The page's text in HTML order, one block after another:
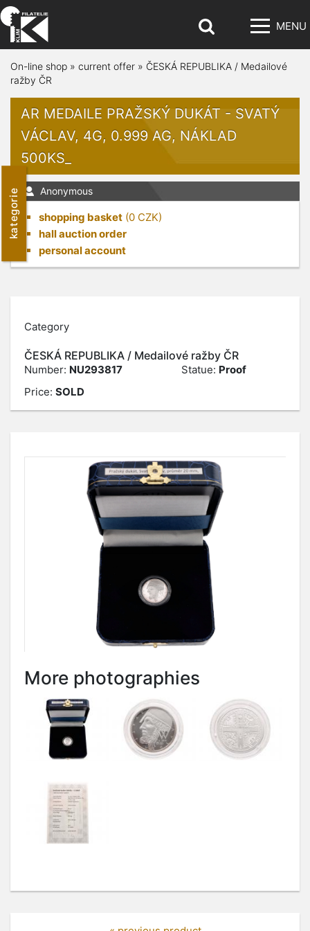
MENU
kategorie
On-line shop » current offer » ČESKÁ REPUBLIKA / Medailové
ražby ČR
AR MEDAILE PRAŽSKÝ DUKÁT - SVATÝ
VÁCLAV, 4G, 0.999 AG, NÁKLAD
500KS_
Anonymous
shopping basket (0 CZK)
hall auction order
personal account
Category
ČESKÁ REPUBLIKA / Medailové ražby ČR
Number: NU293817 Statue: Proof
Price: SOLD
More photographies